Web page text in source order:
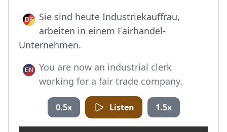
Sie sind heute Industriekauffrau,
arbeiten in einem Fairhandel-
Unternehmen.
You are now an industrial clerk
working for a fair trade company.
0.5x Listen 1.5x